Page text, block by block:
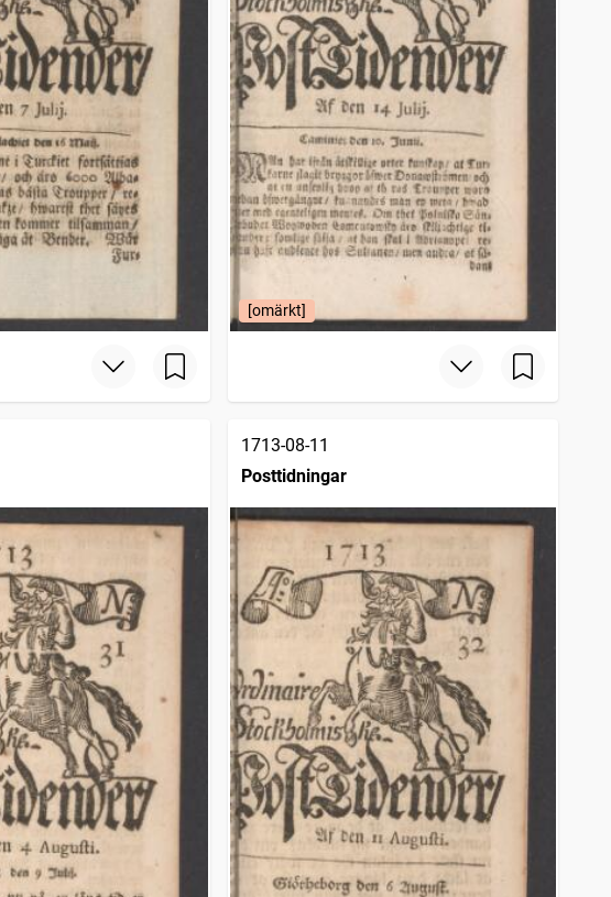
[omärkt]
1713-08-11
Posttidningar